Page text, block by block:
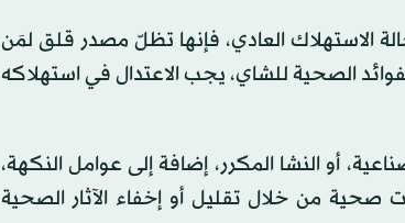
الاستهلاك العادي، فإنها تظلّ مصدر قلق لمَن
الصحية للشاي، يجب الاعتدال في استهلاكه
أو النشا المكرر، إضافة إلى عوامل النكهة،
صحية من خلال تقليل أو إخفاء الآثار الصحية